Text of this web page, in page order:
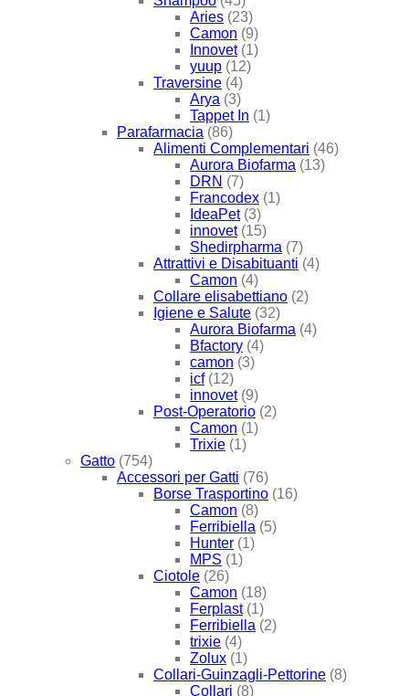
Aries (23)
Camon (9)
Innovet (1)
yuup (12)
Traversine (4)
Arya (3)
Tappet In (1)
Parafarmacia (86)
Alimenti Complementari (46)
Aurora Biofarma (13)
DRN (7)
Francodex (1)
IdeaPet (3)
innovet (15)
Shedirpharma (7)
Attrattivi e Disabituanti (4)
Camon (4)
Collare elisabettiano (2)
Igiene e Salute (32)
Aurora Biofarma (4)
Bfactory (4)
camon (3)
icf (12)
innovet (9)
Post-Operatorio (2)
Camon (1)
Trixie (1)
Gatto (754)
Accessori per Gatti (76)
Borse Trasportino (16)
Camon (8)
Ferribiella (5)
Hunter (1)
MPS (1)
Ciotole (26)
Camon (18)
Ferplast (1)
Ferribiella (2)
trixie (4)
Zolux (1)
Collari-Guinzagli-Pettorine (8)
Collari (8)